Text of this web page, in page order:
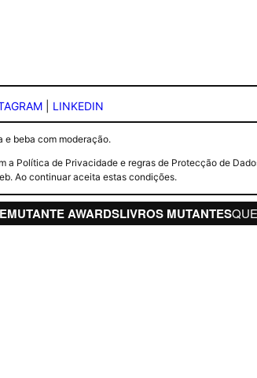
LINKEDIN
e beba com moderação.
Política de Privacidade e regras de Protecção de
Ao continuar aceita estas condições.
MUTANTE AWARDSLIVROS MUTANTES